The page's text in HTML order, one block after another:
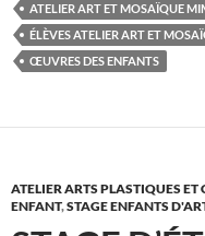
ATELIER ART ET MOSAÏQUE
ÉLÈVES ATELIER ART ET
ŒUVRES DES ENFANTS
ATELIER ARTS PLASTIQUES ET
ENFANT,STAGE ENFANTS